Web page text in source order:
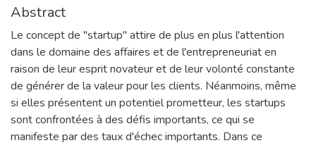
Abstract
Le concept de "startup" attire de plus en plus l'attention
dans le domaine des affaires et de l'entrepreneuriat en
raison de leur esprit novateur et de leur volonté constante
de générer de la valeur pour les clients. Néanmoins, même
si elles présentent un potentiel prometteur, les startups
sont confrontées à des défis importants, ce qui se
manifeste par des taux d'échec importants. Dans ce